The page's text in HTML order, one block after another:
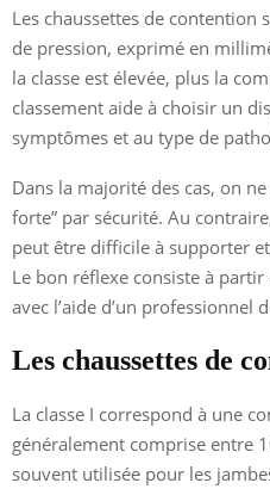
Les chaussettes de contention
de pression, exprimé en
la classe est élevée, plus la
classement aide à choisir un
symptômes et au type de
Dans la majorité des cas, on
forte” par sécurité. Au
peut être difficile à supporter
Le bon réflexe consiste à
avec l’aide d’un professionnel
Les chaussettes de
La classe I correspond à une
généralement comprise entre
souvent utilisée pour les